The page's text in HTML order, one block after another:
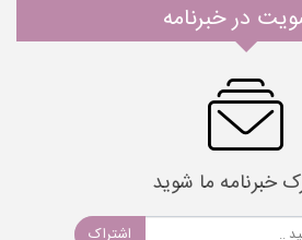
در خبرنامه
خبرنامه ما شوید
اشتراک